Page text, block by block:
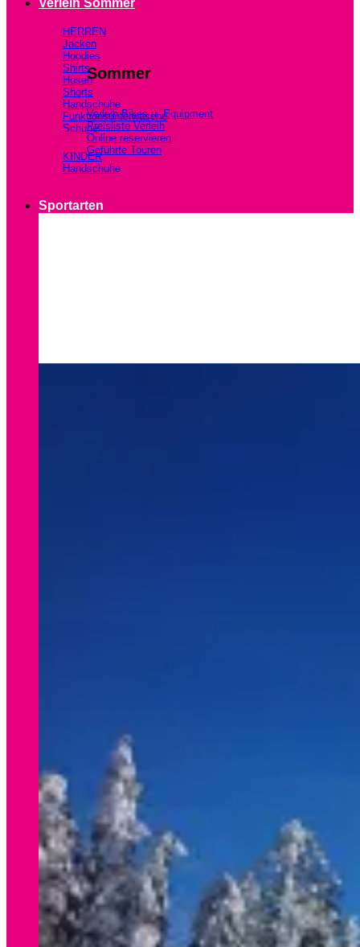
Verleih Sommer
Sommer
Verleih Bikes u. Equipment
Preisliste Verleih
Online reservieren
Geführte Touren
HERREN
Jacken
Hoodies
Shirts
Hosen
Shorts
Handschuhe
Funktionsunterwäsche
Schuhe
KINDER
Handschuhe
Sportarten